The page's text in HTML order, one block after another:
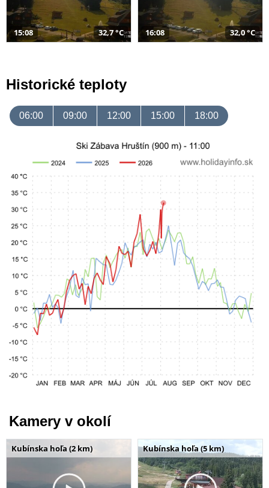
15:08 32,7 °C 16:08 32,0 °C
Historické teploty
06:00 09:00 12:00 15:00 18:00
Kamery v okolí
Kubínska hoľa (2 km) Kubínska hoľa (5 km)